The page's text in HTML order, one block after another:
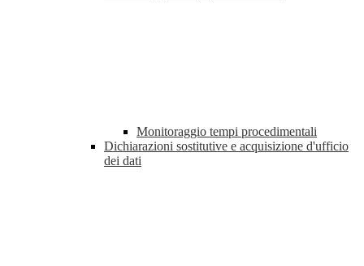
Monitoraggio tempi procedimentali
Dichiarazioni sostitutive e acquisizione d'ufficio
dei dati